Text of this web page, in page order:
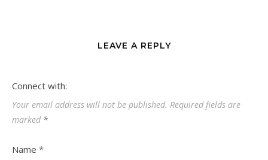
LEAVE A REPLY
Connect with:
Your email address will not be published. Required fields are
marked *
Name *